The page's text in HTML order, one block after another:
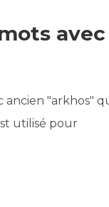
avec
ancien "arkhos"
utilisé pour